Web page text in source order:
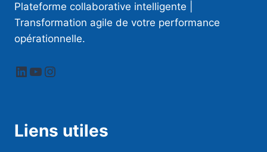
Plateforme collaborative intelligente |
Transformation agile de votre performance
opérationnelle.
LinkedIn
YouTube
Instagram
Liens utiles